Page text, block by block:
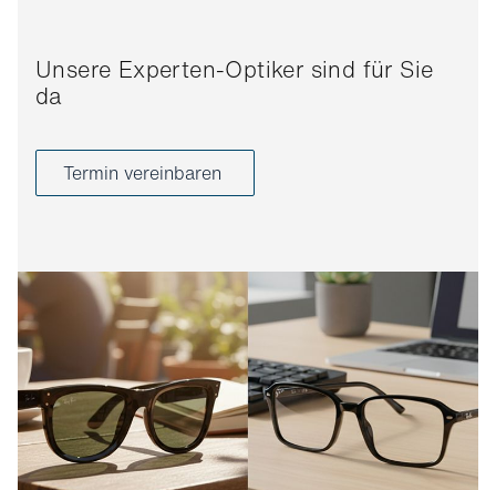
Unsere Experten-Optiker sind für Sie
da
Termin vereinbaren